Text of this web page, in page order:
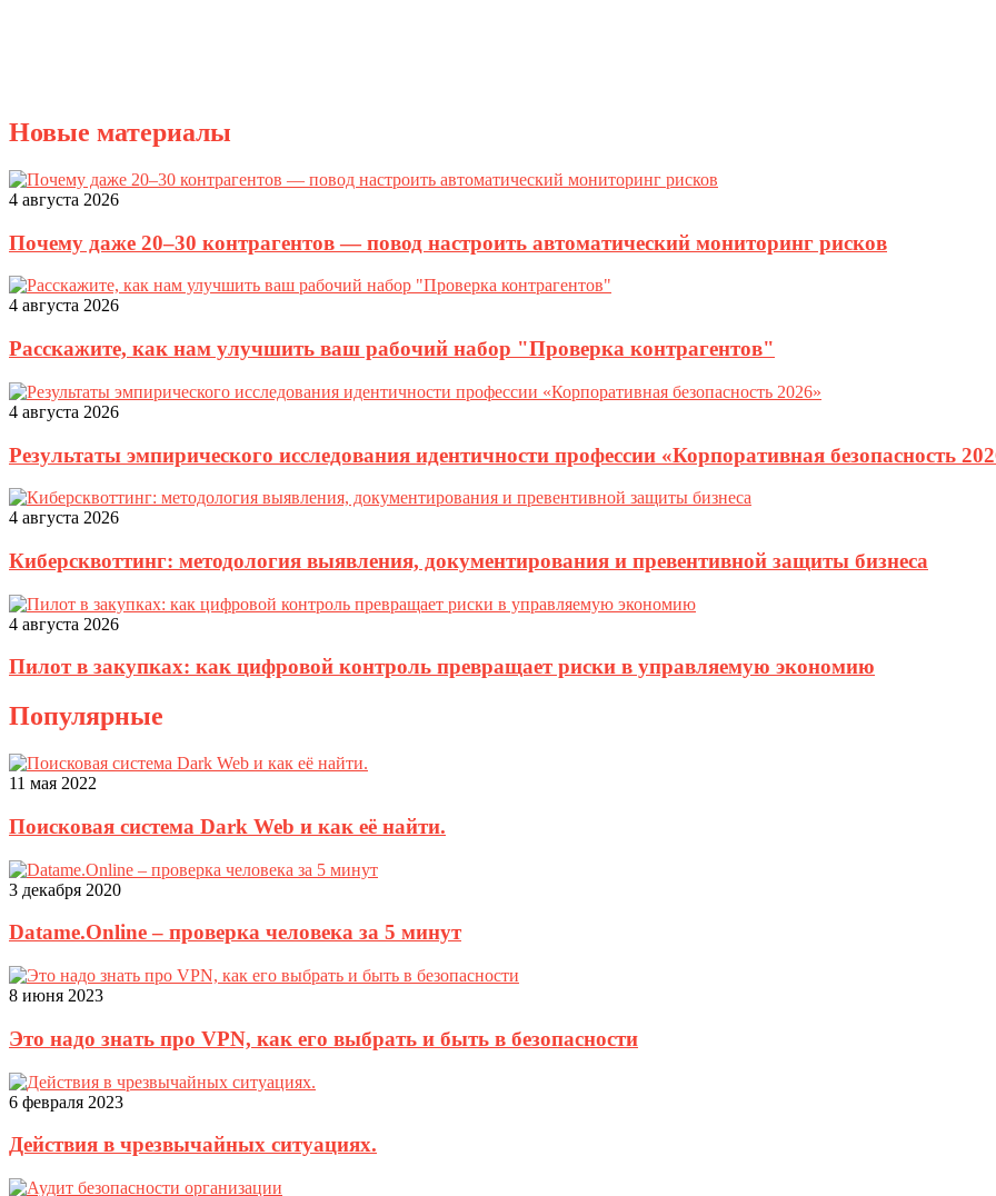
Новые материалы
4 августа 2026
Почему даже 20–30 контрагентов — повод настроить автоматический мониторинг рисков
4 августа 2026
Расскажите, как нам улучшить ваш рабочий набор "Проверка контрагентов"
4 августа 2026
Результаты эмпирического исследования идентичности профессии «Корпоративная безопасность
4 августа 2026
Киберсквоттинг: методология выявления, документирования и превентивной защиты бизнеса
4 августа 2026
Пилот в закупках: как цифровой контроль превращает риски в управляемую экономию
Популярные
11 мая 2022
Поисковая система Dark Web и как её найти.
3 декабря 2020
Datame.Online – проверка человека за 5 минут
8 июня 2023
Это надо знать про VPN, как его выбрать и быть в безопасности
6 февраля 2023
Действия в чрезвычайных ситуациях.